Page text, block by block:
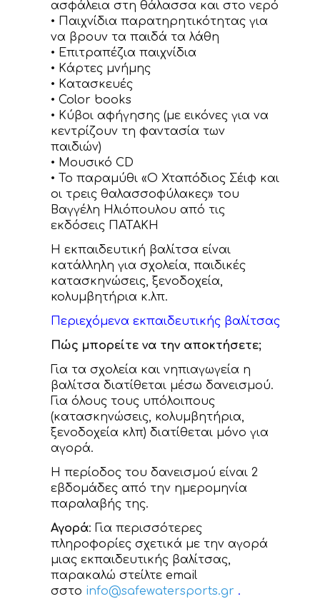
ασφάλεια στη θάλασσα και στο νερό
• Παιχνίδια παρατηρητικότητας για
να βρουν τα παιδά τα λάθη
• Επιτραπέζια παιχνίδια
• Kάρτες μνήμης
• Kατασκευές
• Color books
• Κύβοι αφήγησης (με εικόνες για να
κεντρίζουν τη φαντασία των
παιδιών)
• Μουσικό CD
• Το παραμύθι «Ο Χταπόδιος Σέιφ και
οι τρεις θαλασσοφύλακες» του
Βαγγέλη Ηλιόπουλου από τις
εκδόσεις ΠΑΤΑΚΗ
Η εκπαιδευτική βαλίτσα είναι
κατάλληλη για σχολεία, παιδικές
κατασκηνώσεις, ξενοδοχεία,
κολυμβητήρια κ.λπ.
Περιεχόμενα εκπαιδευτικής βαλίτσας
Πώς μπορείτε να την αποκτήσετε;
Για τα σχολεία και νηπιαγωγεία η
βαλίτσα διατίθεται μέσω δανεισμού.
Για όλους τους υπόλοιπους
(κατασκηνώσεις, κολυμβητήρια,
ξενοδοχεία κλπ) διατίθεται μόνο για
αγορά.
Η περίοδος του δανεισμού είναι 2
εβδομάδες από την ημερομηνία
παραλαβής της.
Αγορά: Για περισσότερες
πληροφορίες σχετικά με την αγορά
μιας εκπαιδευτικής βαλίτσας,
παρακαλώ στείλτε email
σστο info@safewatersports.gr .